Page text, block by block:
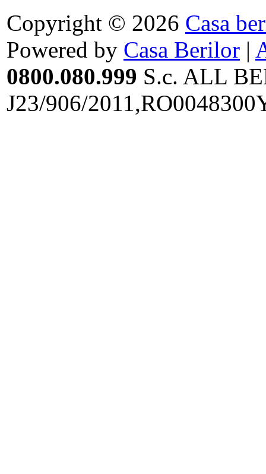
Copyright © 2026 Casa
Powered by Casa Berilor |
0800.080.999 S.c. ALL
J23/906/